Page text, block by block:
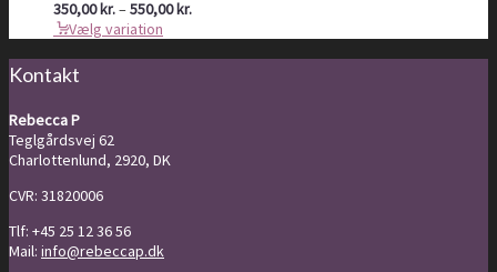
350,00 kr.
350,00kr.–550,00kr.Prisinterval:
Vælg variation
Kontakt
Rebecca P
Teglgårdsvej 62
Charlottenlund, 2920, DK
CVR: 31820006
Tlf: +45 25 12 36 56
Mail: info@rebeccap.dk